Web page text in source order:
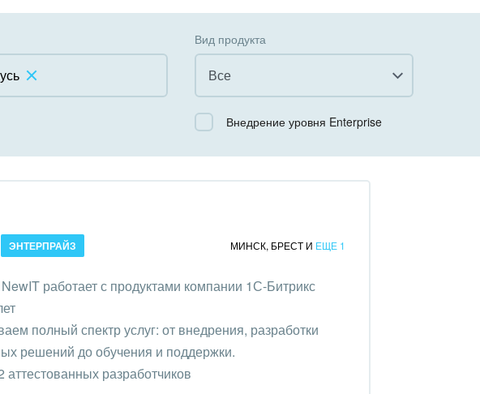
Вид продукта
Все
Все
Коробочная версия
Внедрение уровня Enterprise
ЭНТЕРПРАЙЗ МИНСК, БРЕСТ И ЕЩЕ 1
работает с продуктами компании 1С-Битрикс
полный спектр услуг: от внедрения, разработки
решений до обучения и поддержки.
аттестованных разработчиков